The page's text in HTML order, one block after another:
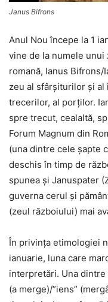
Janus Bifrons
Anul Nou începe la 1
vine de la numele
romană, Ianus Bifrons/
zeu al sfârşiturilor şi
trecerilor, al porţilor.
spre trecut, cealaltă,
Forum Magnum din
(una dintre cele şapte
deschis în timp de
spunea şi Januspater
guverna cerul şi
(zeul războiului) mai
În privinţa etimologiei
ianuarie, luna care
interpretări. Una dintre
(a merge)/”iens”